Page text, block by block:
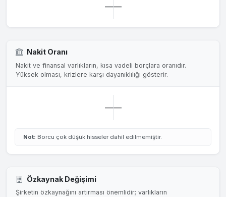
——
Nakit Oranı
Nakit ve finansal varlıkların, kısa vadeli borçlara oranıdır.
Yüksek olması, krizlere karşı dayanıklılığı gösterir.
——
Not: Borcu çok düşük hisseler dahil edilmemiştir.
Özkaynak Değişimi
Şirketin özkaynağını artırması önemlidir; varlıkların